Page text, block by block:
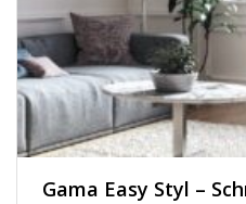
Gama Easy Styl –